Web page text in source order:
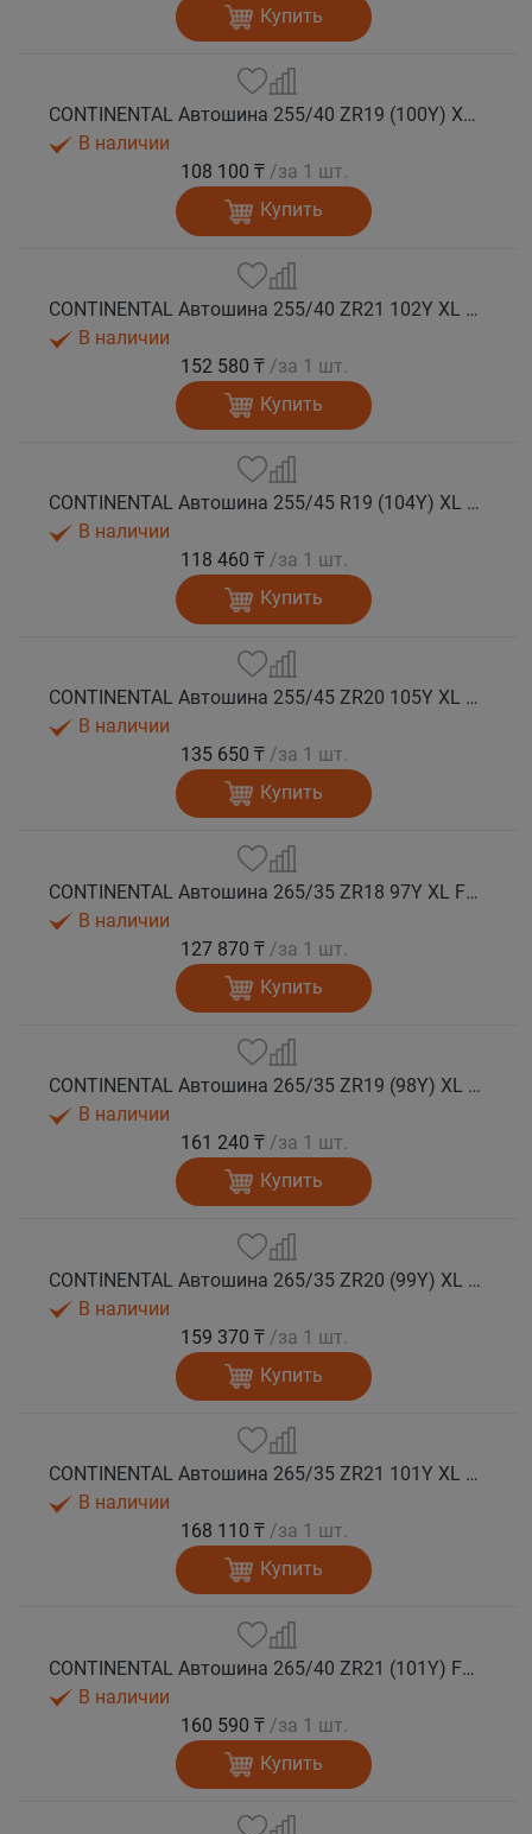
Купить
CONTINENTAL Автошина 255/40 ZR19 (100Y) XL FR SportContact 7 лето
В наличии
108 100 ₸ /за 1 шт.
Купить
CONTINENTAL Автошина 255/40 ZR21 102Y XL FR SportContact 7 лето
В наличии
152 580 ₸ /за 1 шт.
Купить
CONTINENTAL Автошина 255/45 R19 (104Y) XL FR SportContact 7 лето
В наличии
118 460 ₸ /за 1 шт.
Купить
CONTINENTAL Автошина 255/45 ZR20 105Y XL FR SportContact 7 лето
В наличии
135 650 ₸ /за 1 шт.
Купить
CONTINENTAL Автошина 265/35 ZR18 97Y XL FR SportContact 7 лето
В наличии
127 870 ₸ /за 1 шт.
Купить
CONTINENTAL Автошина 265/35 ZR19 (98Y) XL FR SportContact 7 лето
В наличии
161 240 ₸ /за 1 шт.
Купить
CONTINENTAL Автошина 265/35 ZR20 (99Y) XL FR SportContact 7 лето
В наличии
159 370 ₸ /за 1 шт.
Купить
CONTINENTAL Автошина 265/35 ZR21 101Y XL FR SportContact 7 лето
В наличии
168 110 ₸ /за 1 шт.
Купить
CONTINENTAL Автошина 265/40 ZR21 (101Y) FR SportContact 7 MGT лето
В наличии
160 590 ₸ /за 1 шт.
Купить